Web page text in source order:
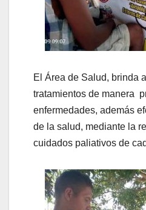
El Área de Salud, brinda
tratamientos de manera
enfermedades, además
de la salud, mediante la
cuidados paliativos de